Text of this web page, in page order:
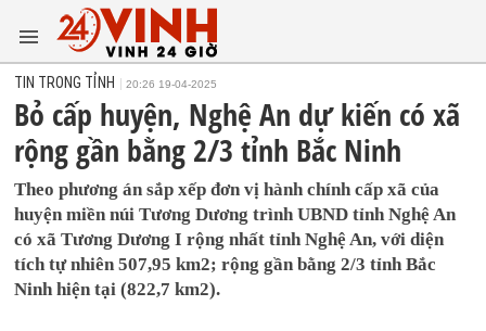
TIN TRONG TỈNH 20:26 19-04-2025
Bỏ cấp huyện, Nghệ An dự kiến có xã
rộng gần bằng 2/3 tỉnh Bắc Ninh
Theo phương án sắp xếp đơn vị hành chính cấp xã của
huyện miền núi Tương Dương trình UBND tỉnh Nghệ An
có xã Tương Dương I rộng nhất tỉnh Nghệ An, với diện
tích tự nhiên 507,95 km2; rộng gần bằng 2/3 tỉnh Bắc
Ninh hiện tại (822,7 km2).